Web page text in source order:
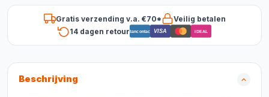
Gratis verzending v.a. €70*
Veilig betalen
14 dagen retourBancontact VISA iDEAL
Beschrijving